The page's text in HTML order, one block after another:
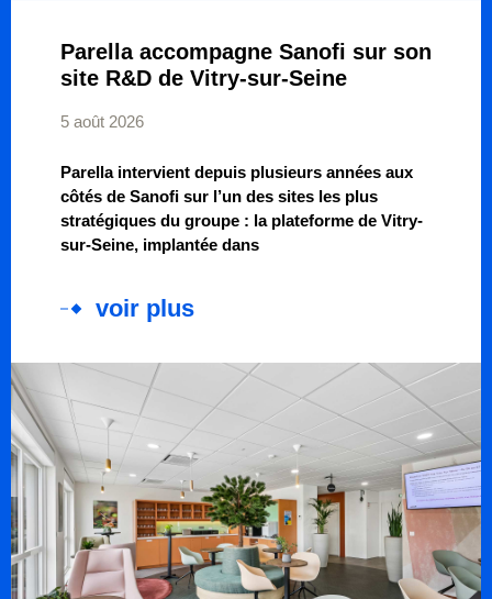
Parella accompagne Sanofi sur son
site R&D de Vitry-sur-Seine
5 août 2026
Parella intervient depuis plusieurs années aux
côtés de Sanofi sur l’un des sites les plus
stratégiques du groupe : la plateforme de Vitry-
sur-Seine, implantée dans
voir plus